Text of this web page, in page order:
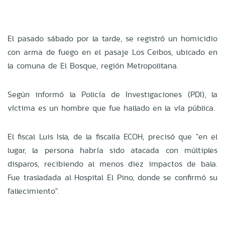
El pasado sábado por la tarde, se registró un homicidio
con arma de fuego en el pasaje Los Ceibos, ubicado en
la comuna de El Bosque, región Metropolitana.
Según informó la Policía de Investigaciones (PDI), la
víctima es un hombre que fue hallado en la vía pública.
El fiscal Luis Isla, de la fiscalía ECOH, precisó que "en el
lugar, la persona habría sido atacada con múltiples
disparos, recibiendo al menos diez impactos de bala.
Fue trasladada al Hospital El Pino, donde se confirmó su
fallecimiento".